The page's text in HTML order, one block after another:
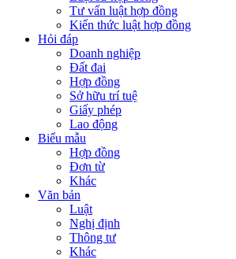
Tư vấn luật hợp đồng
Kiến thức luật hợp đồng
Hỏi đáp
Doanh nghiệp
Đất đai
Hợp đồng
Sở hữu trí tuệ
Giấy phép
Lao động
Biểu mẫu
Hợp đồng
Đơn từ
Khác
Văn bản
Luật
Nghị định
Thông tư
Khác